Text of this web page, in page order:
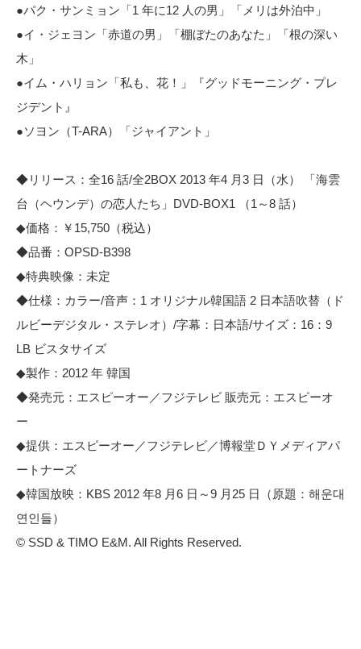
●パク・サンミョン「1 年に12 人の男」「メリは外泊中」
●イ・ジェヨン「赤道の男」「棚ぼたのあなた」「根の深い
木」
●イム・ハリョン「私も、花！」『グッドモーニング・プレ
ジデント』
●ソヨン（T-ARA）「ジャイアント」
◆リリース：全16 話/全2BOX 2013 年4 月3 日（水） 「海雲
台（ヘウンデ）の恋人たち」DVD-BOX1 （1～8 話）
◆価格：￥15,750（税込）
◆品番：OPSD-B398
◆特典映像：未定
◆仕様：カラー/音声：1 オリジナル韓国語 2 日本語吹替（ド
ルビーデジタル・ステレオ）/字幕：日本語/サイズ：16：9
LB ビスタサイズ
◆製作：2012 年 韓国
◆発売元：エスピーオー／フジテレビ 販売元：エスピーオ
ー
◆提供：エスピーオー／フジテレビ／博報堂ＤＹメディアパ
ートナーズ
◆韓国放映：KBS 2012 年8 月6 日～9 月25 日（原題：해운대
연인들）
© SSD & TIMO E&M. All Rights Reserved.